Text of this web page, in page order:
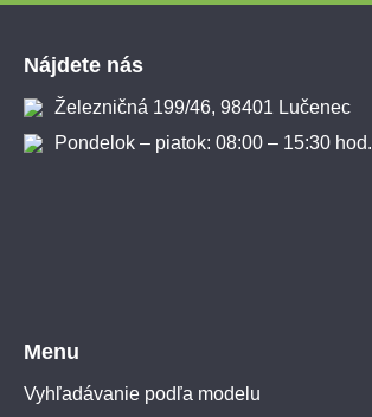
Nájdete nás
Železničná 199/46, 98401 Lučenec
Pondelok – piatok: 08:00 – 15:30 hod.
Menu
Vyhľadávanie podľa modelu